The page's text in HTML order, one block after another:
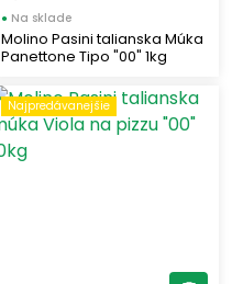
● Na sklade
Molino Pasini talianska Múka
Panettone Tipo "00" 1kg
Najpredávanejšie